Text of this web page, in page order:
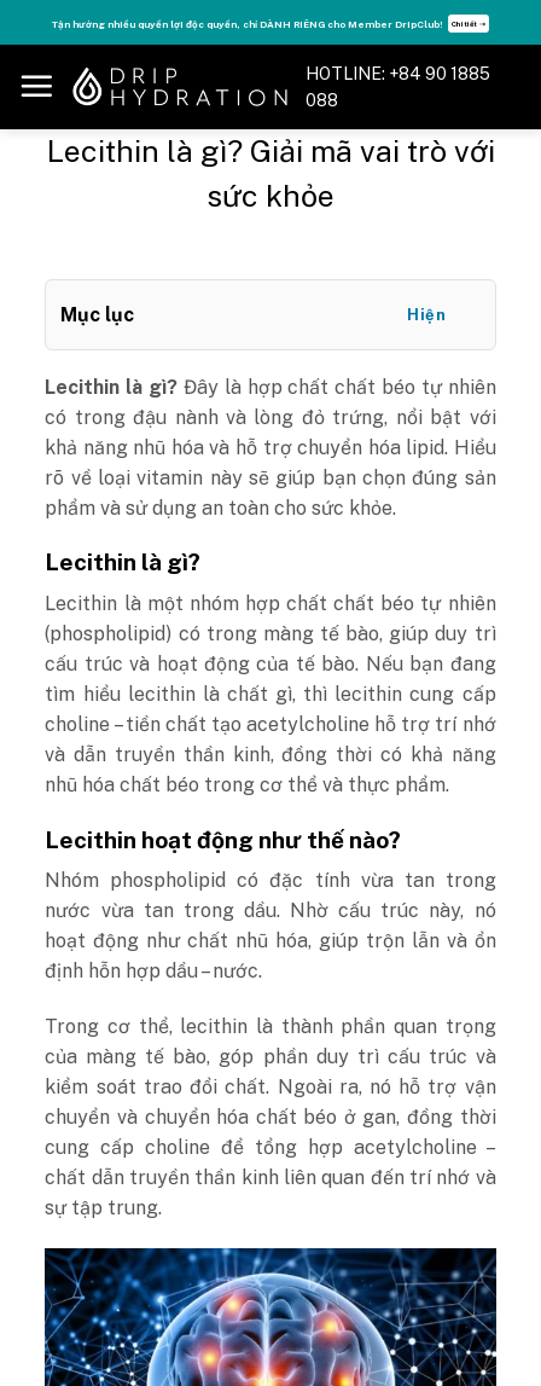
to
content
Tận hưởng nhiều quyền lợi độc quyền, chỉ DÀNH RIÊNG cho Member DripClub! Chi tiết ➝
HOTLINE: +84 90 1885
088
Lecithin là gì? Giải mã vai trò với
sức khỏe
Mục lục Hiện
Lecithin là gì? Đây là hợp chất chất béo tự nhiên
có trong đậu nành và lòng đỏ trứng, nổi bật với
khả năng nhũ hóa và hỗ trợ chuyển hóa lipid. Hiểu
rõ về loại vitamin này sẽ giúp bạn chọn đúng sản
phẩm và sử dụng an toàn cho sức khỏe.
Lecithin là gì?
Lecithin là một nhóm hợp chất chất béo tự nhiên
(phospholipid) có trong màng tế bào, giúp duy trì
cấu trúc và hoạt động của tế bào. Nếu bạn đang
tìm hiểu lecithin là chất gì, thì lecithin cung cấp
choline – tiền chất tạo acetylcholine hỗ trợ trí nhớ
và dẫn truyền thần kinh, đồng thời có khả năng
nhũ hóa chất béo trong cơ thể và thực phẩm.
Lecithin hoạt động như thế nào?
Nhóm phospholipid có đặc tính vừa tan trong
nước vừa tan trong dầu. Nhờ cấu trúc này, nó
hoạt động như chất nhũ hóa, giúp trộn lẫn và ổn
định hỗn hợp dầu – nước.
Trong cơ thể, lecithin là thành phần quan trọng
của màng tế bào, góp phần duy trì cấu trúc và
kiểm soát trao đổi chất. Ngoài ra, nó hỗ trợ vận
chuyển và chuyển hóa chất béo ở gan, đồng thời
cung cấp choline để tổng hợp acetylcholine –
chất dẫn truyền thần kinh liên quan đến trí nhớ và
sự tập trung.